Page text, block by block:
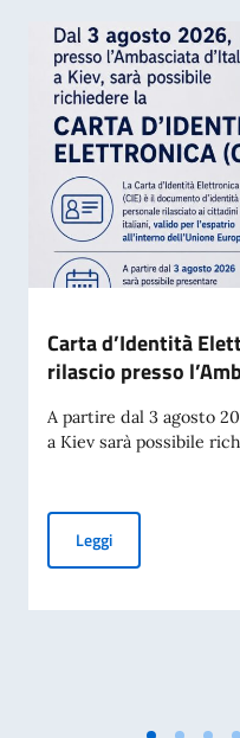
Carta d’Identità
rilascio presso
A partire dal 3 agosto
a Kiev sarà possibile
LeggiCarta d’Identità